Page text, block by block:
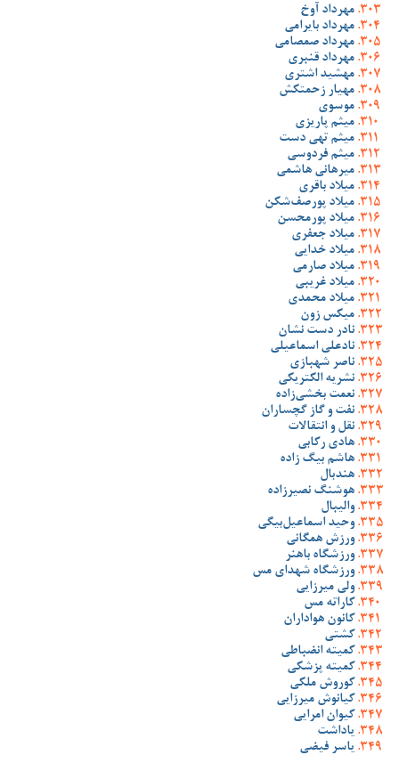
مهرداد آوخ
مهرداد بایرامی
مهرداد صمصامی
مهرداد قنبری
مهشید اشتری
مهیار زحمتکش
موسوی
میثم پاریزی
میثم تهی دست
میثم فردوسی
میرهانی هاشمی
میلاد باقری
میلاد پورصف‌شکن
میلاد پورمحسن
میلاد جعفری
میلاد خدایی
میلاد صارمی
میلاد غریبی
میلاد محمدی
میکس زون
نادر دست نشان
نادعلی اسماعیلی
ناصر شهبازی
نشریه الکتریکی
نعمت بخشی‌زاده
نفت و گاز گچساران
نقل و انتقالات
هادی رکابی
هاشم بیگ زاده
هندبال
هوشنگ نصیرزاده
والیبال
وحید اسماعیل‌بیگی
ورزش همگانی
ورزشگاه باهنر
ورزشگاه شهدای مس
ولی میرزایی
کاراته مس
کانون هواداران
کشتی
کمیته انضباطی
کمیته پزشکی
کوروش ملکی
کیانوش میرزایی
کیوان امرایی
یاداشت
یاسر فیضی